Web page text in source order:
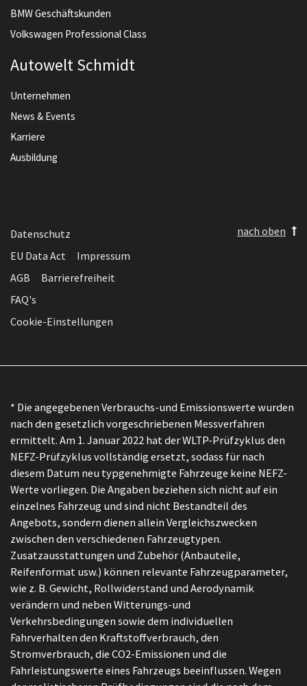
BMW Geschäftskunden
Volkswagen Professional Class
Autowelt Schmidt
Unternehmen
News & Events
Karriere
Ausbildung
Datenschutz
EU Data Act
Impressum
AGB
Barrierefreiheit
FAQ's
Cookie-Einstellungen
nach oben
* Die angegebenen Verbrauchs-und Emissionswerte wurden
nach den gesetzlich vorgeschriebenen Messverfahren
ermittelt. Am 1. Januar 2022 hat der WLTP-Prüfzyklus den
NEFZ-Prüfzyklus vollständig ersetzt, sodass für nach
diesem Datum neu typgenehmigte Fahrzeuge keine NEFZ-
Werte vorliegen. Die Angaben beziehen sich nicht auf ein
einzelnes Fahrzeug und sind nicht Bestandteil des
Angebots, sondern dienen allein Vergleichszwecken
zwischen den verschiedenen Fahrzeugtypen.
Zusatzausstattungen und Zubehör (Anbauteile,
Reifenformat usw.) können relevante Fahrzeugparameter,
wie z. B. Gewicht, Rollwiderstand und Aerodynamik
verändern und neben Witterungs-und
Verkehrsbedingungen sowie dem individuellen
Fahrverhalten den Kraftstoffverbrauch, den
Stromverbrauch, die CO2-Emissionen und die
Fahrleistungswerte eines Fahrzeugs beeinflussen. Wegen